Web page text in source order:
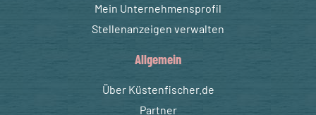
Mein Unternehmensprofil
Stellenanzeigen verwalten
Allgemein
Über Küstenfischer.de
Partner